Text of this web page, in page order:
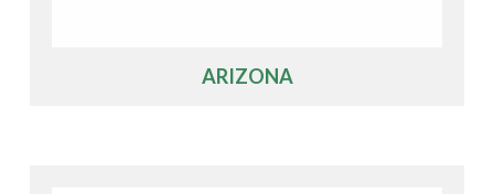
ARIZONA